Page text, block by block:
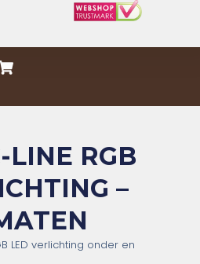
LINE RGB
–
LED verlichting onder en